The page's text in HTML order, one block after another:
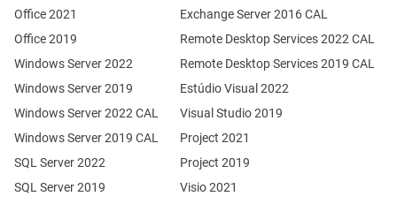
Office 2021
Office 2019
Windows Server 2022
Windows Server 2019
SQL Server 2022
SQL Server 2019
Windows Server 2022 CAL
Windows Server 2019 CAL
Remote Desktop Services 2022 CAL
Remote Desktop Services 2019 CAL
Exchange Server 2016 CAL
Estúdio Visual 2022
Visual Studio 2019
Project 2021
Project 2019
Visio 2021